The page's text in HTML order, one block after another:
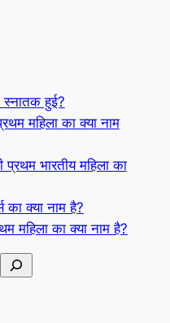
स्नातक हुई?
महिला का क्या नाम
भारतीय महिला का
का क्या नाम है?
महिला का क्या नाम है?